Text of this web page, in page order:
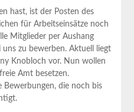
hast, ist der Posten des
für Arbeitseinsätze noch
Mitglieder per Aushang
uns zu bewerben. Aktuell liegt
Knobloch vor. Nun wollen
Amt besetzen.
Bewerbungen, die noch bis